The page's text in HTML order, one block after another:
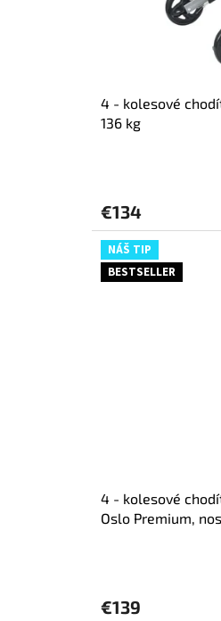
4 - kolesové
136 kg
je
4,7
z
5
hviezdičiek.
€134
NÁŠ TIP
BESTSELLER
4 - kolesové
Oslo Premium,
je
€139